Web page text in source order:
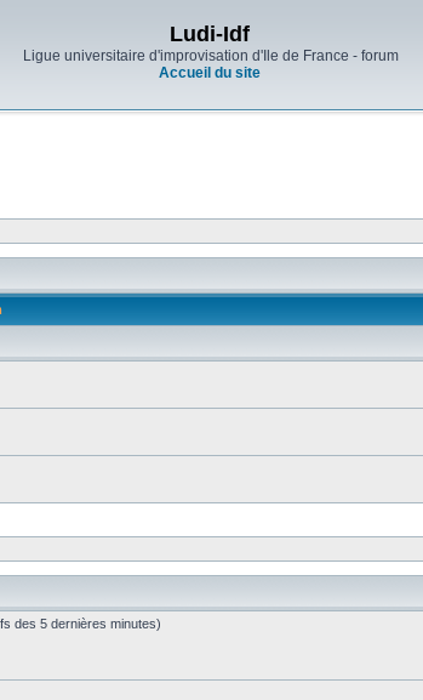
Ludi-Idf
Ligue universitaire d'improvisation d'Ile de France - forum
Accueil du site
des 5 dernières minutes)